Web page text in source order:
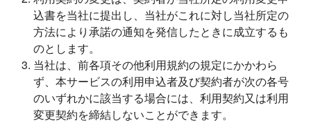
込書を当社に提出し、当社がこれに対し当社所定の
方法により承諾の通知を発信したときに成立するも
のとします。
当社は、前各項その他利用規約の規定にかかわら
ず、本サービスの利用申込者及び契約者が次の各号
のいずれかに該当する場合には、利用契約又は利用
変更契約を締結しないことができます。